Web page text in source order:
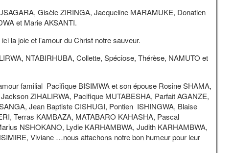
Gisèle ZIRINGA, Jacqueline MARAMUKE, Donatien
et Marie AKSANTI.
joie et l’amour du Christ notre sauveur.
NTABIRHUBA, Collette, Spéciose, Thérèse, NAMUTO et
familial Pacifique BISIMWA et son épouse Rosine SHAMA,
ZIHALIRWA, Pacifique MUTABESHA, Parfait AGANZE,
Jean Baptiste CISHUGI, Pontien ISHINGWA, Blaise
Terras KAMBAZA, MATABARO KAHASHA, Pascal
NSHOKANO, Lydie KARHAMBWA, Judith KARHAMBWA,
Viviane …nous attachons notre bon humeur pour leur